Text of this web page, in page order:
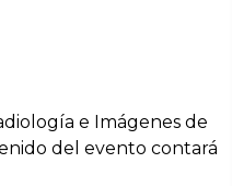
e Imágenes de
del evento contará